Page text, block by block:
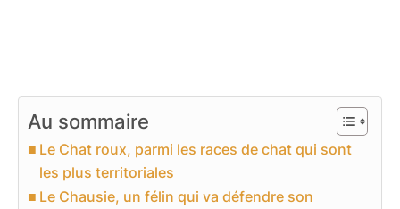
Au sommaire
Le Chat roux, parmi les races de chat qui sont
les plus territoriales
Le Chausie, un félin qui va défendre son